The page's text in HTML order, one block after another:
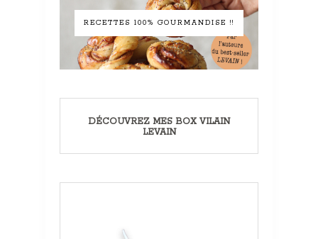
RECETTES 100% GOURMANDISE !!
DÉCOUVREZ MES BOX VILAIN
LEVAIN